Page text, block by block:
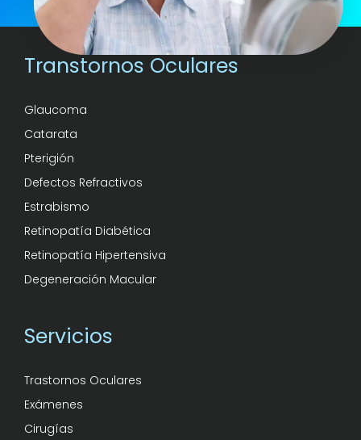
Transtornos Oculares
Glaucoma
Catarata
Pterigión
Defectos Refractivos
Estrabismo
Retinopatía Diabética
Retinopatía Hipertensiva
Degeneración Macular
Servicios
Trastornos Oculares
Exámenes
Cirugías